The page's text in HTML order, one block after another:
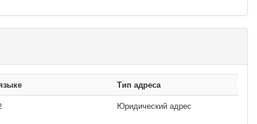
Тип адреса
Юридический адрес